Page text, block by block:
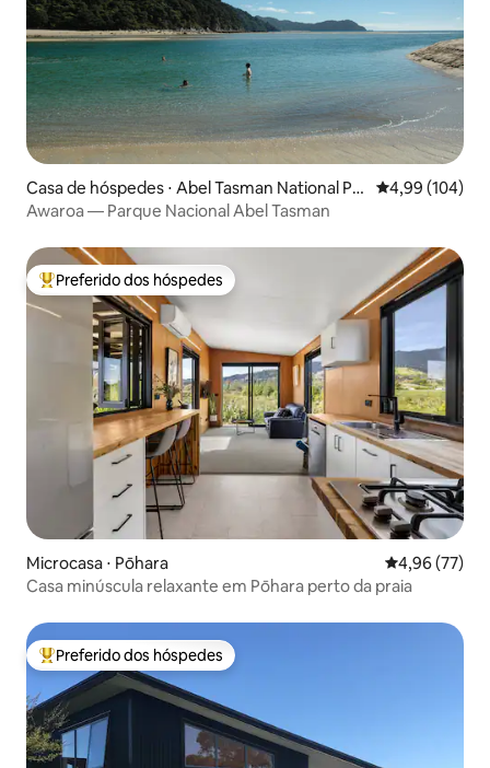
Casa de hóspedes ⋅ Abel Tasman National Par
k
4,99 de uma
4,99 (104)
Awaroa — Parque Nacional Abel Tasman
Entre os melhores preferidos dos hóspedes
Preferido dos hóspedes
Microcasa ⋅ Pōhara 4,96 de uma
4,96 (77)
Casa minúscula relaxante em Pōhara perto da praia
Entre os melhores preferidos dos hóspedes
Preferido dos hóspedes